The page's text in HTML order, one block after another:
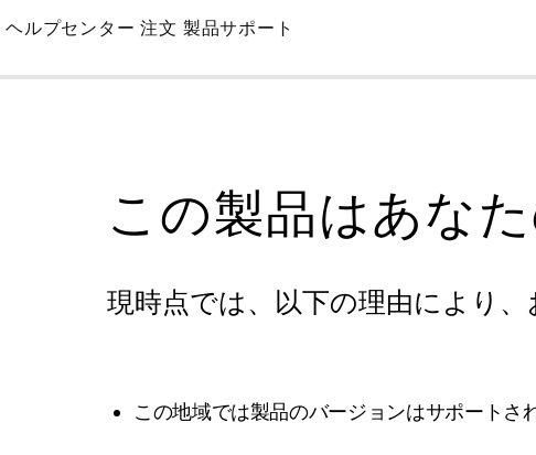
Skip
Main
ヘルプセンター 注文 製品サポート
この製品はあな
現時点では、以下の理由により
この地域では製品のバージョンはサポートさ